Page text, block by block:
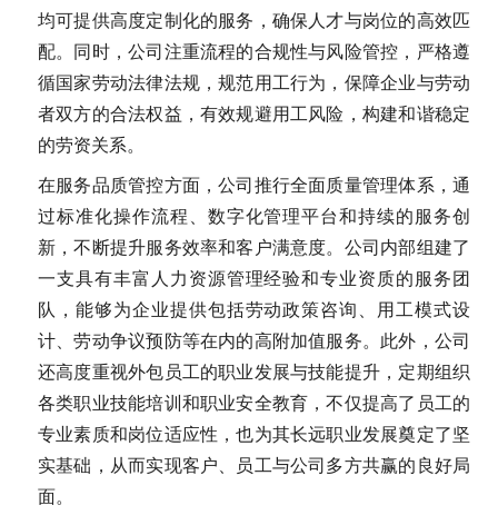
均可提供高度定制化的服务，确保人才与岗位的高效匹
配。同时，公司注重流程的合规性与风险管控，严格遵
循国家劳动法律法规，规范用工行为，保障企业与劳动
者双方的合法权益，有效规避用工风险，构建和谐稳定
的劳资关系。
在服务品质管控方面，公司推行全面质量管理体系，通
过标准化操作流程、数字化管理平台和持续的服务创
新，不断提升服务效率和客户满意度。公司内部组建了
一支具有丰富人力资源管理经验和专业资质的服务团
队，能够为企业提供包括劳动政策咨询、用工模式设
计、劳动争议预防等在内的高附加值服务。此外，公司
还高度重视外包员工的职业发展与技能提升，定期组织
各类职业技能培训和职业安全教育，不仅提高了员工的
专业素质和岗位适应性，也为其长远职业发展奠定了坚
实基础，从而实现客户、员工与公司多方共赢的良好局
面。